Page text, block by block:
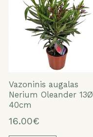
Vazoninis augalas
Nerium Oleander 13Ø
40cm
16.00€